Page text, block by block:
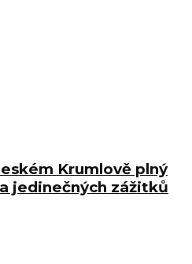
Krumlově plný
jedinečných zážitků